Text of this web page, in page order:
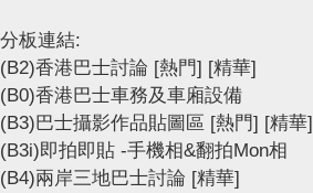
分板連結:
(B2)香港巴士討論 [熱門] [精華]
(B0)香港巴士車務及車廂設備
(B3)巴士攝影作品貼圖區 [熱門] [精華]
(B3i)即拍即貼 -手機相&翻拍Mon相
(B4)兩岸三地巴士討論 [精華]